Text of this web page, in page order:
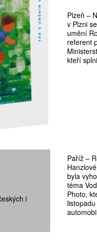
i
Plzeň –
v Plzni
umění
referent
kteří
Paříž –
byla
téma
Photo,